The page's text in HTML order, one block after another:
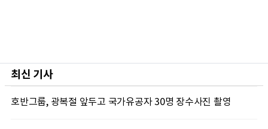
최신 기사
호반그룹, 광복절 앞두고 국가유공자 30명 장수사진 촬영